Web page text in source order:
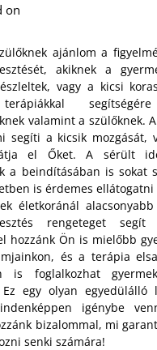
on
ajánlom a
akiknek a
vagy a kicsi
valamint a szülőknek.
segíti a kicsik mozgását,
el Őket. A sérült
a beindításában is sokat
is érdemes
életkoránál
rengeteget segít
hozzánk Ön is mielőbb
és a terápia
is foglalkozhat
Ez egy olyan egyedülálló
igénybe
bizalommal, mi
senki számára!